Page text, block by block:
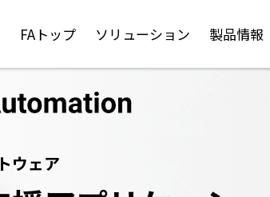
FAトップ ソリューション 製品情報
ウェア